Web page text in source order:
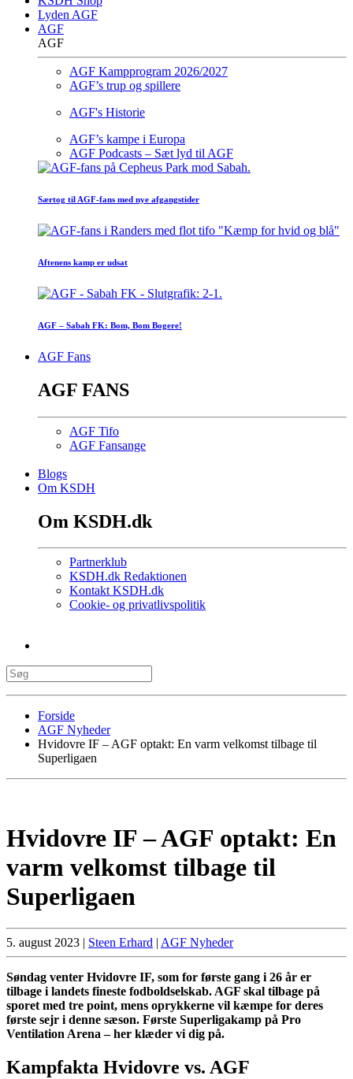
Lyden AGF
AGF
AGF
AGF Kampprogram 2026/2027
AGF’s trup og spillere
AGF's Historie
AGF’s kampe i Europa
AGF Podcasts – Sæt lyd til AGF
Særtog til AGF-fans med nye afgangstider
Aftenens kamp er udsat
AGF – Sabah FK: Bom, Bom Bogere!
AGF Fans
AGF FANS
AGF Tifo
AGF Fansange
Blogs
Om KSDH
Om KSDH.dk
Partnerklub
KSDH.dk Redaktionen
Kontakt KSDH.dk
Cookie- og privatlivspolitik
Forside
AGF Nyheder
Hvidovre IF – AGF optakt: En varm velkomst tilbage til
Superligaen
Hvidovre IF – AGF optakt: En
varm velkomst tilbage til
Superligaen
5. august 2023 | Steen Erhard | AGF Nyheder
Søndag venter Hvidovre IF, som for første gang i 26 år er
tilbage i landets fineste fodboldselskab. AGF skal tilbage på
sporet med tre point, mens oprykkerne vil kæmpe for deres
første sejr i denne sæson. Første Superligakamp på Pro
Ventilation Arena – her klæder vi dig på.
Kampfakta Hvidovre vs. AGF